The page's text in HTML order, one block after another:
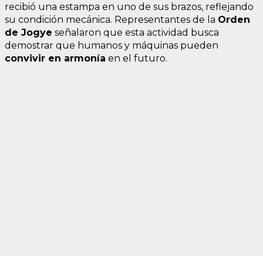
recibió una estampa en uno de sus brazos, reflejando
su condición mecánica. Representantes de la Orden
de Jogye señalaron que esta actividad busca
demostrar que humanos y máquinas pueden
convivir en armonía en el futuro.